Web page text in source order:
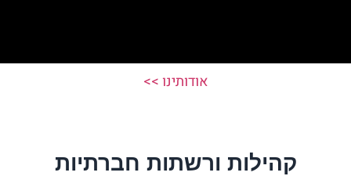
אודותינו >>
קהילות ורשתות חברתיות